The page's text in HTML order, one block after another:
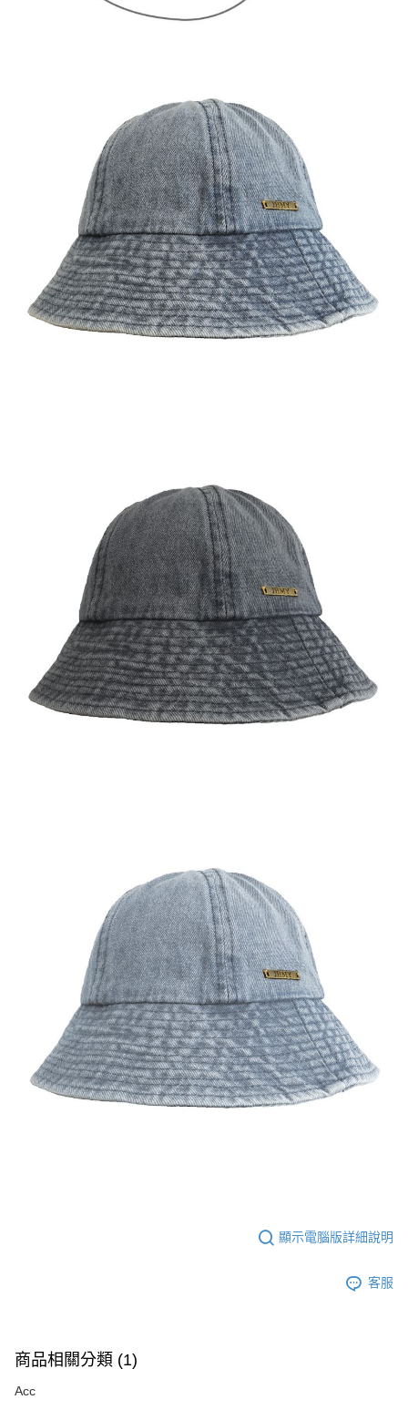
顯示電腦版詳細說明
客服
商品相關分類 (1)
Acc